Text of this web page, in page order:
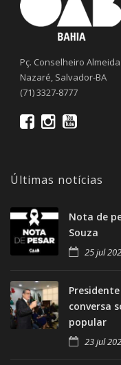
Pç. Conselheiro
Nazaré, Salvador-BA
(71) 3327-8777
Últimas notícias
Nota de
Souza
25 jul
conversa
popular
23 jul